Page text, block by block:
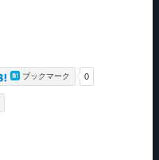
0
ブックマーク